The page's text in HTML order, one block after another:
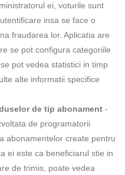
ei, voturile sunt
insa se face o
fraudarea lor. Aplicatia are
se pot configura categoriile
pot vedea statistici in timp
alte informatii specifice
de tip abonament -
de programatorii
abonamentelor create pentru
ei este ca beneficiarul stie in
de trimis, poate vedea